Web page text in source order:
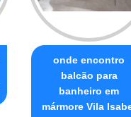
onde encontro
balcão para
banheiro em
mármore Vila